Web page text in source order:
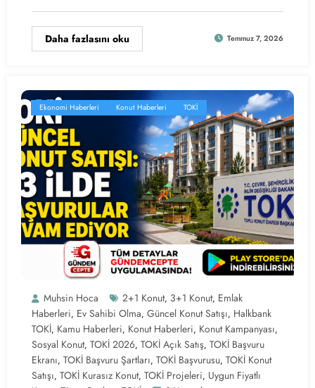
Daha fazlasını oku Temmuz 7, 2026
Ekonomi Haberleri Konut Haberleri TOKİ
Muhsin Hoca 2+1 Konut, 3+1 Konut, Emlak
Haberleri, Ev Sahibi Olma, Güncel Konut Satışı, Halkbank
TOKİ, Kamu Haberleri, Konut Haberleri, Konut Kampanyası,
Sosyal Konut, TOKİ 2026, TOKİ Açık Satış, TOKİ Başvuru
Ekranı, TOKİ Başvuru Şartları, TOKİ Başvurusu, TOKİ Konut
Satışı, TOKİ Kurasız Konut, TOKİ Projeleri, Uygun Fiyatlı